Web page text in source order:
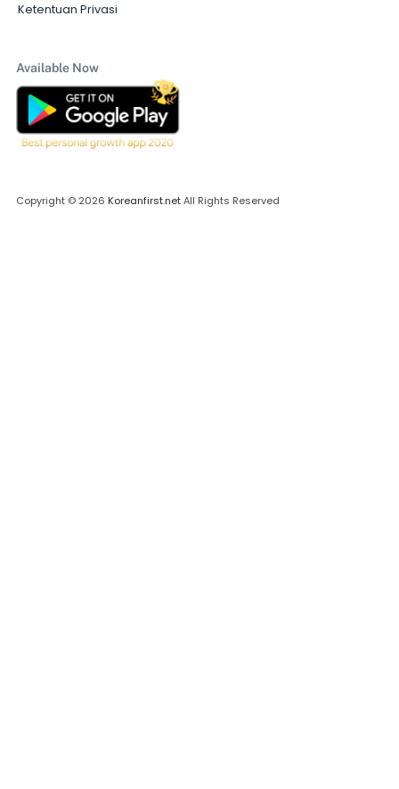
Ketentuan Privasi
Available Now
Copyright © 2026 Koreanfirst.netAll Rights Reserved